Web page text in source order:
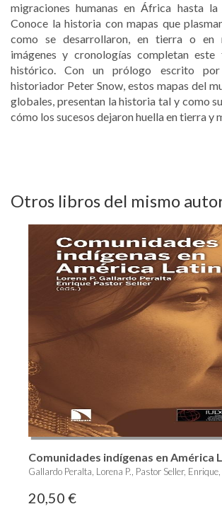
migraciones humanas en África hasta la
Conoce la historia con mapas que
como se desarrollaron, en tierra o en
imágenes y cronologías completan este
histórico. Con un prólogo escrito
historiador Peter Snow, estos mapas del
globales, presentan la historia tal y como
cómo los sucesos dejaron huella en tierra y
Otros libros del mismo
Comunidades indígenas en América
Gallardo Peralta, Lorena P., Pastor Seller,
20,50 €